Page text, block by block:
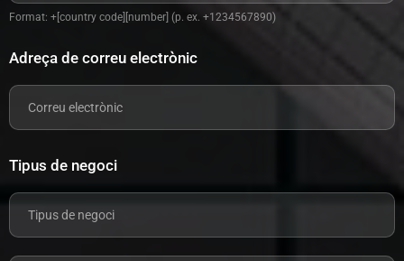
Format: +[country code][number] (p. ex. +1234567890)
Adreça de correu electrònic
Tipus de negoci